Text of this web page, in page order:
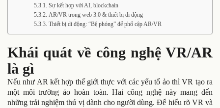
Sự kết hợp với AI, blockchain
AR/VR trong web 3.0 & thiết bị di động
Thiết bị di động: “Bệ phóng” để phổ cập AR/VR
Khái quát về công nghệ VR/AR
là gì
Nếu như AR kết hợp thế giới thực với các yếu tố ảo thì VR tạo ra
một môi trường ảo hoàn toàn. Hai công nghệ này mang đến
những trải nghiệm thú vị dành cho người dùng. Để hiểu rõ VR và